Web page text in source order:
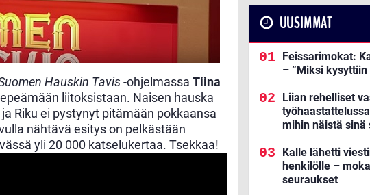
Hauskin Tavis-ohjelmassa Tiina
liitoksistaan. Naisen hauska
ja Riku ei pystynyt pitämään pokkaansa
nähtävä esitys on pelkästään
yli 20 000 katselukertaa. Tsekkaa!
UUSIMMAT
Feissarimokat:
– ”Miksi
Liian rehelliset
mihin näistä sinä
Kalle lähetti
henkilölle –
seuraukset